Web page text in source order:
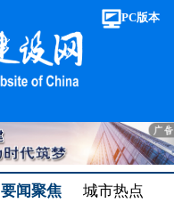
PC版本
要闻聚焦 城市热点